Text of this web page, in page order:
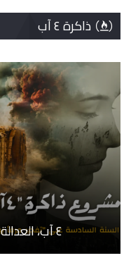
ذاكرة ٤ آب
٤ آب، العدالة أيضاً من شروط السيادة